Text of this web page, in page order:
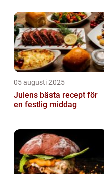
05 augusti 2025
Julens bästa recept för
en festlig middag